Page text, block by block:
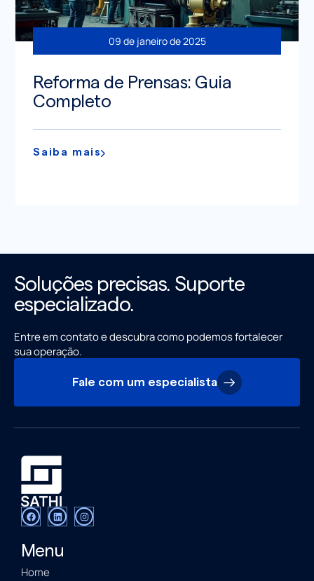
09 de janeiro de 2025
Reforma de Prensas: Guia
Completo
Saiba mais
Soluções precisas. Suporte
especializado.
Entre em contato e descubra como podemos fortalecer
sua operação.
Fale com um especialista
Menu
Home